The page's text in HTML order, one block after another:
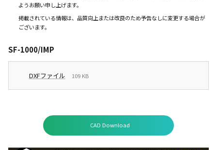
ようお願い申し上げます。
掲載されている情報は、品質向上または改良のため予告なしに変更する場合が
ございます。
SF-1000/IMP
DXFファイル 109 KB
CAD Download